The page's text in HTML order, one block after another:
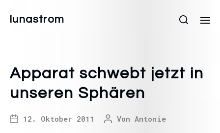
lunastrom
Apparat schwebt jetzt in
unseren Sphären
12. Oktober 2011 Von Antonie